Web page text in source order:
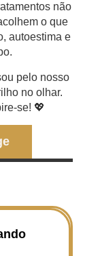
não
o que
autoestima e
pelo nosso
no olhar.
se! 💖